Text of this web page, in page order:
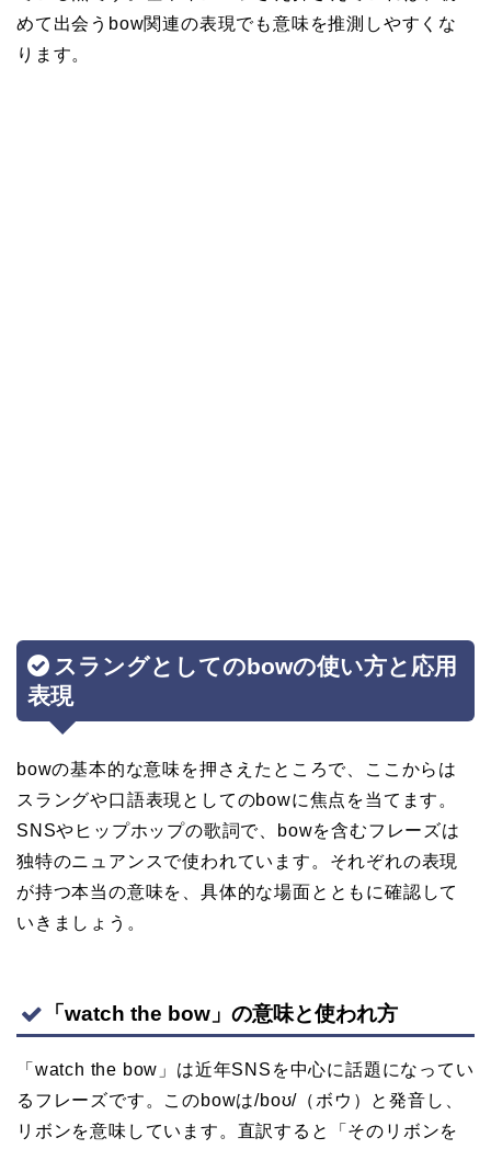
めて出会うbow関連の表現でも意味を推測しやすくな
ります。
スラングとしてのbowの使い方と応用
表現
bowの基本的な意味を押さえたところで、ここからは
スラングや口語表現としてのbowに焦点を当てます。
SNSやヒップホップの歌詞で、bowを含むフレーズは
独特のニュアンスで使われています。それぞれの表現
が持つ本当の意味を、具体的な場面とともに確認して
いきましょう。
「watch the bow」の意味と使われ方
「watch the bow」は近年SNSを中心に話題になってい
るフレーズです。このbowは/boʊ/（ボウ）と発音し、
リボンを意味しています。直訳すると「そのリボンを